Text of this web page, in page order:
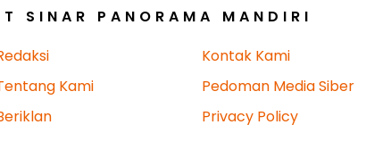
SINAR PANORAMA MANDIRI
Kami
Kontak Kami
Pedoman Media Siber
Privacy Policy